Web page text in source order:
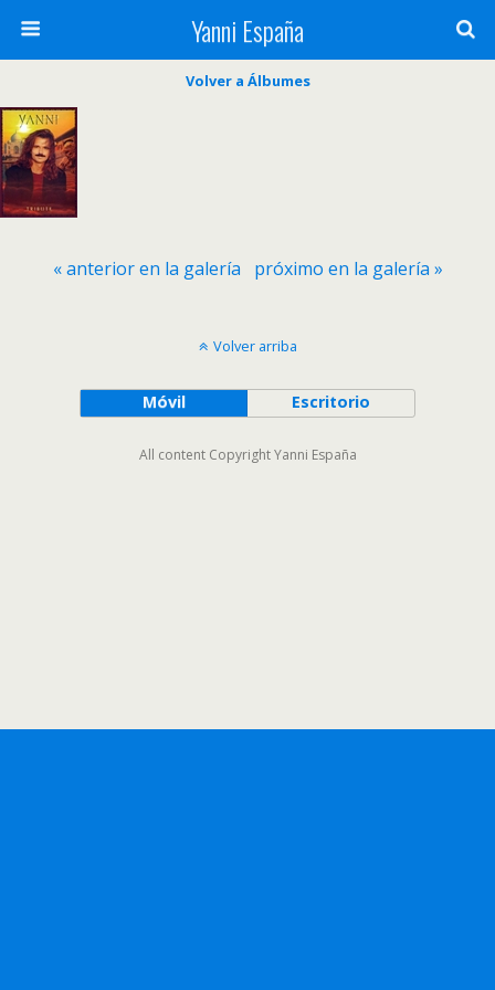
Yanni España
Volver a Álbumes
« anterior en la galería próximo en la galería »
Volver arriba
Móvil Escritorio
All content Copyright Yanni España